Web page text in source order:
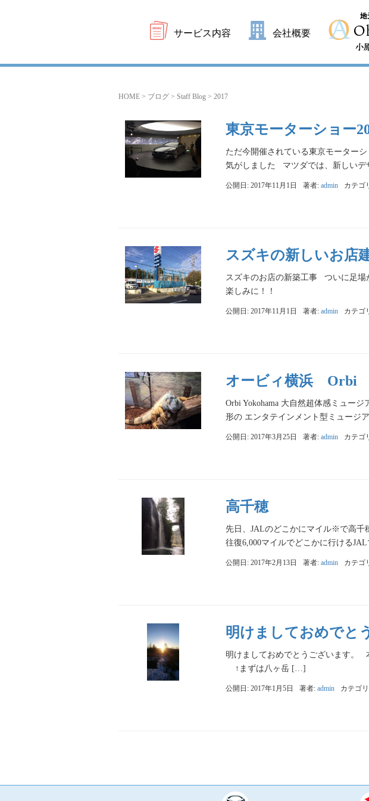
サービス内容 会社概要
HOME > ブログ >Staff Blog >2017
東京モーターショー
ただ今開催されている東京モーター
気がしました マツダでは、新しい
公開日: 2017年11月1日 著者:admin カテゴ
スズキの新しいお店
スズキのお店の新築工事 ついに足
楽しみに！！
公開日: 2017年11月1日 著者:admin カテゴ
オービィ横浜 Orbi
Orbi Yokohama 大自然超体感ミュー
形の エンタテインメント型ミュー
公開日: 2017年3月25日 著者:admin カテゴ
高千穂
先日、JALのどこかにマイル※で高
往復6,000マイルでどこかに行ける
公開日: 2017年2月13日 著者:admin カテゴ
明けましておめでと
明けましておめでとうございます
↑まずは八ヶ岳 […]
公開日: 2017年1月5日 著者:admin カテゴ